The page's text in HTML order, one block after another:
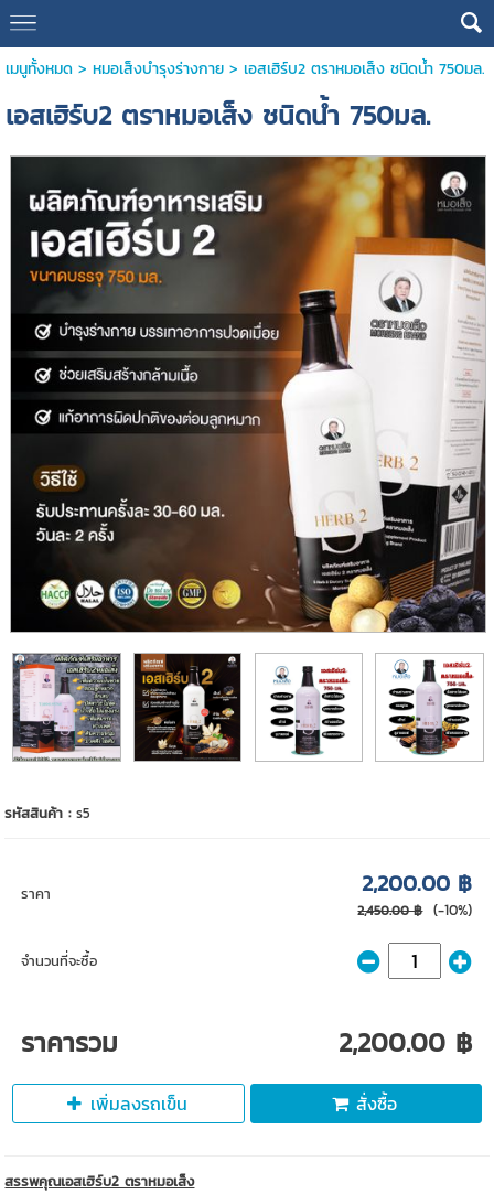
เมนูทั้งหมด> หมอเส็งบำรุงร่างกาย> เอสเฮิร์บ2 ตราหมอเส็ง ชนิดนํ้า 750มล.
เอสเฮิร์บ2 ตราหมอเส็ง ชนิดนํ้า 750มล.
รหัสสินค้า :s5
ราคา 2,200.00 ฿
2,450.00 ฿ (-10%)
จำนวนที่จะซื้อ
ราคารวม 2,200.00 ฿
เพิ่มลงรถเข็น สั่งซื้อ
สรรพคุณเอสเฮิร์บ2 ตราหมอเส็ง